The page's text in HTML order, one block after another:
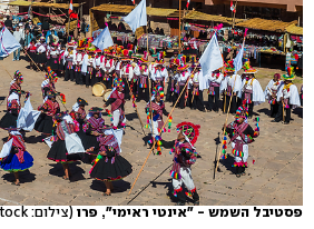
פסטיבל השמש - "אינטי ראימי", פרו (צילום: shutterstock)